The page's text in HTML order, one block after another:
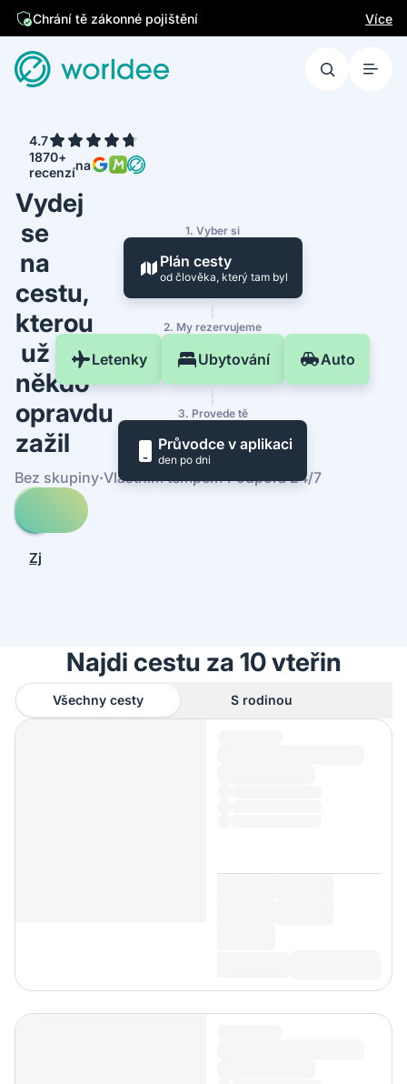
Chrání tě zákonné pojištění
Více
4.7
1870+
recenzína
Vydej
se
na
cestu,
kterou
už
někdo
opravdu
zažil
Bez skupiny·Vlastním tempem·Podpora 24/7
Prohledej
cesty
Zjistit,
1. Vyber si
Plán cesty
od člověka, který tam byl
2. My rezervujeme
Letenky Ubytování Auto
3. Provede tě
Průvodce v aplikaci
den po dni
Najdi cestu za 10 vteřin
Všechny cesty S rodinou